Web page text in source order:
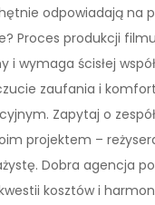
odpowiadają na
Proces produkcji
i wymaga ścisłej
zaufania i
Zapytaj o
projektem –
Dobra agencja
kosztów i